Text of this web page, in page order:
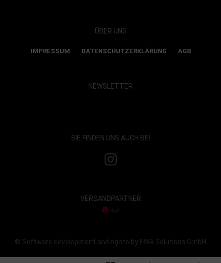
ÜBER UNS
IMPRESSUM DATENSCHUTZERKLÄRUNG AGB
NEWSLETTER
SIE FINDEN UNS AUCH BEI
VERSANDPARTNER
© Software development and rights by EWA Solutions GmbH